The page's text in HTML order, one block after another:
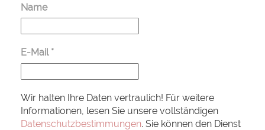
Name
E-Mail *
Wir halten Ihre Daten vertraulich! Für weitere
Informationen, lesen Sie unsere vollständigen
Datenschutzbestimmungen. Sie können den Dienst